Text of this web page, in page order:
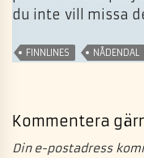
du inte vill missa
FINNLINES NÅDENDAL
Kommentera
Din e-postadress